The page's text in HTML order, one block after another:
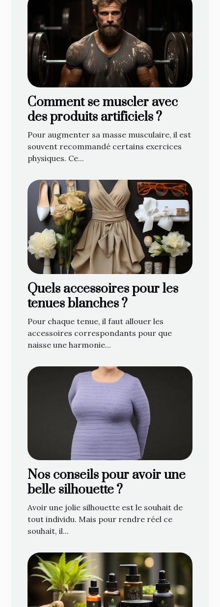
Comment se muscler avec
des produits artificiels ?
Pour augmenter sa masse musculaire, il est
souvent recommandé certains exercices
physiques. Ce...
Quels accessoires pour les
tenues blanches ?
Pour chaque tenue, il faut allouer les
accessoires correspondants pour que
naisse une harmonie...
Nos conseils pour avoir une
belle silhouette ?
Avoir une jolie silhouette est le souhait de
tout individu. Mais pour rendre réel ce
souhait, il...